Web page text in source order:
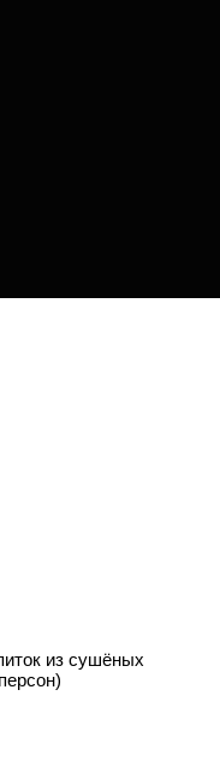
из сушёных